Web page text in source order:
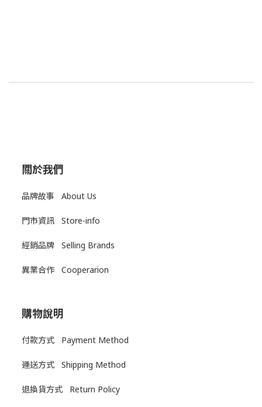
關於我們
品牌故事 About Us
門市資訊 Store-info
經銷品牌 Selling Brands
異業合作 Cooperarion
購物說明
付款方式 Payment Method
運送方式 Shipping Method
退換貨方式 Return Policy